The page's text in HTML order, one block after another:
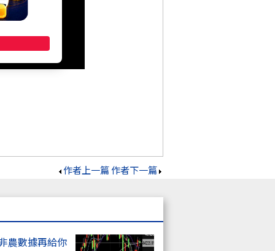
作者上一篇作者下一篇
農數據再給你